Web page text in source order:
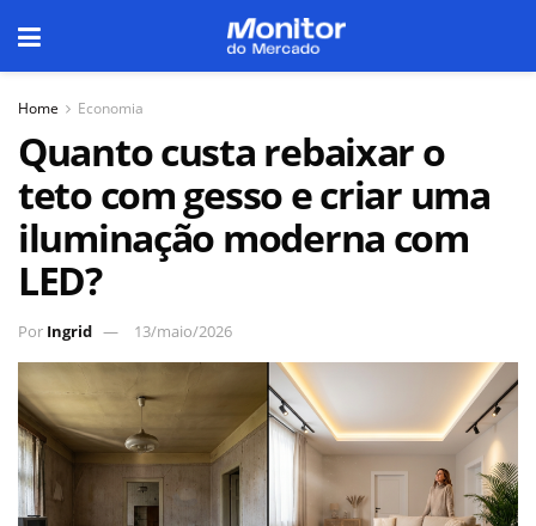
Home Economia
Quanto custa rebaixar o
teto com gesso e criar uma
iluminação moderna com
LED?
Por Ingrid 13/maio/2026